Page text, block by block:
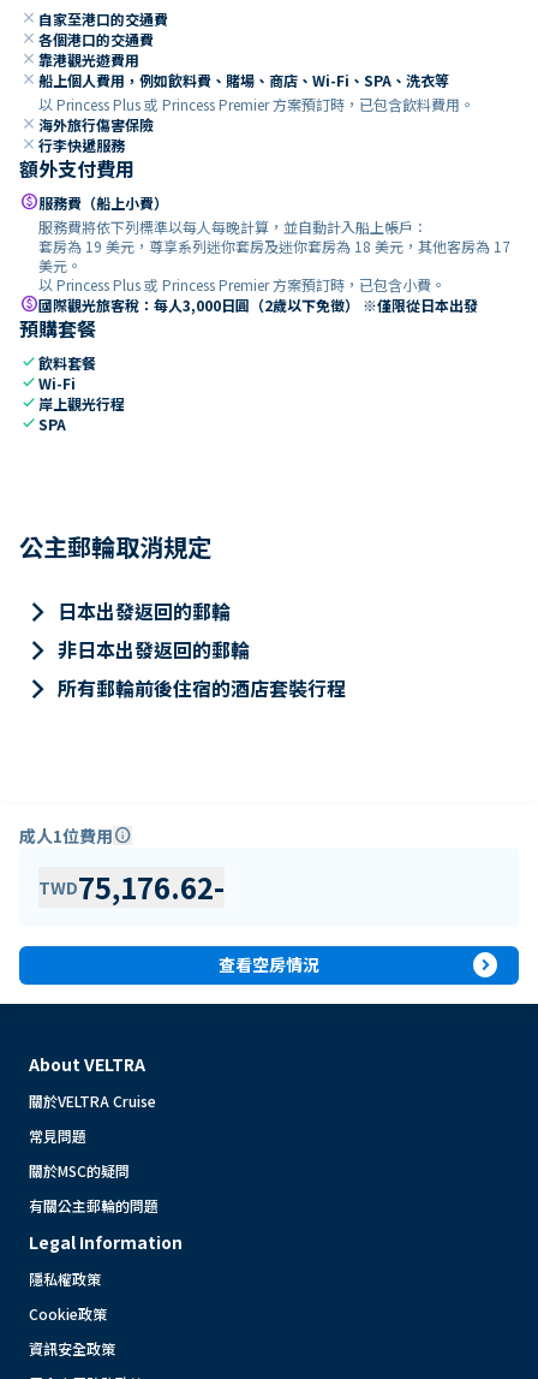
close 自家至港口的交通費
close 各個港口的交通費
close 靠港觀光遊費用
close 船上個人費用，例如飲料費、賭場、商店、Wi-Fi、SPA、洗衣等
以 Princess Plus 或 Princess Premier 方案預訂時，已包含飲料費用。
close 海外旅行傷害保險
close 行李快遞服務
額外支付費用
paid服務費（船上小費）
服務費將依下列標準以每人每晚計算，並自動計入船上帳戶：
套房為 19 美元，尊享系列迷你套房及迷你套房為 18 美元，其他客房為 17
美元。
以 Princess Plus 或 Princess Premier 方案預訂時，已包含小費。
paid國際觀光旅客稅：每人3,000日圓（2歲以下免徵） ※僅限從日本出發
預購套餐
check飲料套餐
checkWi-Fi
check 岸上觀光行程
checkSPA
公主郵輪取消規定
keyboard_arrow_right 日本出發返回的郵輪
keyboard_arrow_right 非日本出發返回的郵輪
keyboard_arrow_right 所有郵輪前後住宿的酒店套裝行程
成人1位費用info
TWD75,176.62-
查看空房情況 expand_circle_right
About VELTRA
關於VELTRA Cruise
常見問題
關於MSC的疑問
有關公主郵輪的問題
Legal Information
隱私權政策
Cookie政策
資訊安全政策